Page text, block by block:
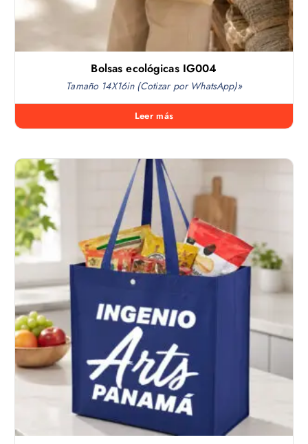
Bolsas ecológicas IG004
Tamaño 14X16in (Cotizar por WhatsApp)»
Leer más